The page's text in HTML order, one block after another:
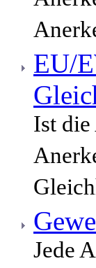
EU/
Ist
Jede